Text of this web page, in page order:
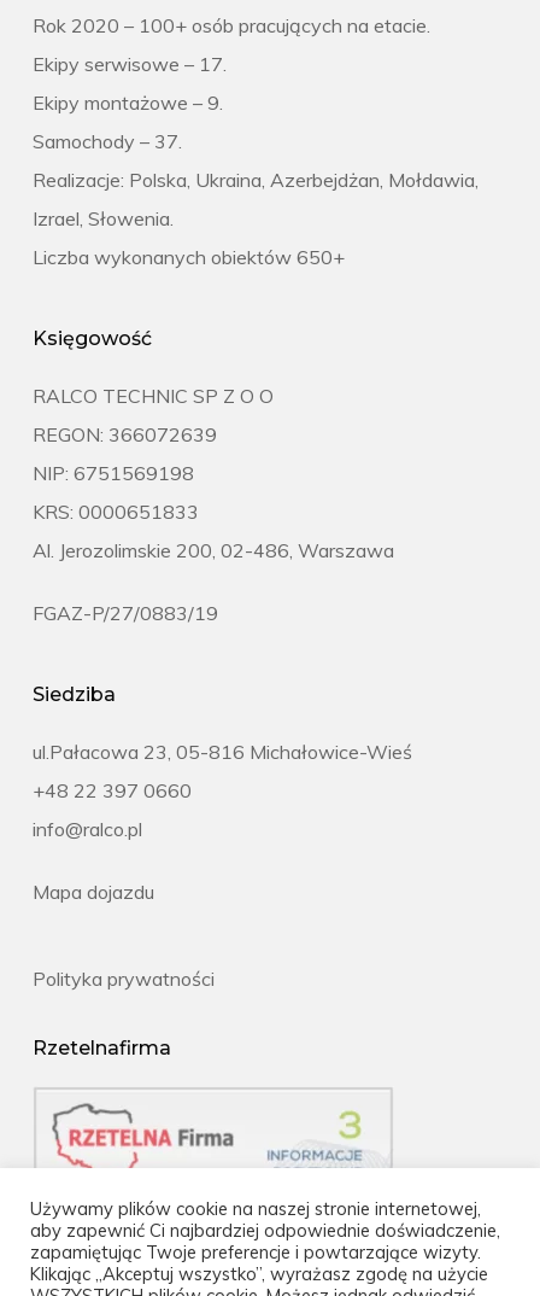
Rok 2020 – 100+ osób pracujących na etacie.
Ekipy serwisowe – 17.
Ekipy montażowe – 9.
Samochody – 37.
Realizacje: Polska, Ukraina, Azerbejdżan, Mołdawia,
Izrael, Słowenia.
Liczba wykonanych obiektów 650+
Księgowość
RALCO TECHNIC SP Z O O
REGON: 366072639
NIP: 6751569198
KRS: 0000651833
Al. Jerozolimskie 200, 02-486, Warszawa
FGAZ-P/27/0883/19
Siedziba
ul.Pałacowa 23, 05-816 Michałowice-Wieś
+48 22 397 0660
info@ralco.pl
Mapa dojazdu
Polityka prywatności
Rzetelnafirma
Używamy plików cookie na naszej stronie internetowej,
aby zapewnić Ci najbardziej odpowiednie doświadczenie,
zapamiętując Twoje preferencje i powtarzające wizyty.
Klikając „Akceptuj wszystko”, wyrażasz zgodę na użycie